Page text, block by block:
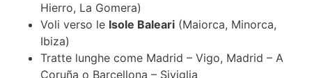
Hierro, La Gomera)
Voli verso le Isole Baleari (Maiorca, Minorca,
Ibiza)
Tratte lunghe come Madrid – Vigo, Madrid – A
Coruña o Barcellona – Siviglia